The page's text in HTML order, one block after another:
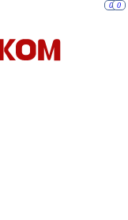
0 0